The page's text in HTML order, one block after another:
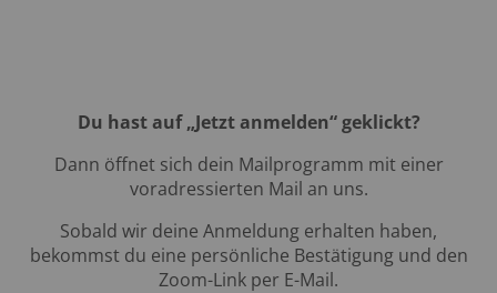
Du hast auf „Jetzt anmelden“ geklickt?
Dann öffnet sich dein Mailprogramm mit einer
voradressierten Mail an uns.
Sobald wir deine Anmeldung erhalten haben,
bekommst du eine persönliche Bestätigung und den
Zoom-Link per E-Mail.